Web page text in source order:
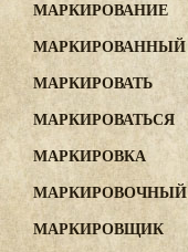
МАРКИРОВАНИЕ
МАРКИРОВАННЫЙ
МАРКИРОВАТЬ
МАРКИРОВАТЬСЯ
МАРКИРОВКА
МАРКИРОВОЧНЫЙ
МАРКИРОВЩИК